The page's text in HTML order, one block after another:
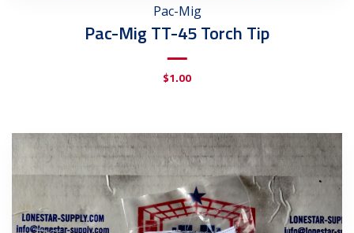
Pac-Mig
Pac-Mig TT-45 Torch Tip
$1.00